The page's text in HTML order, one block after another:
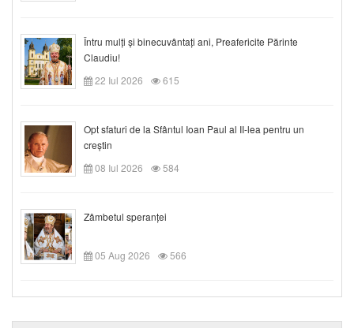
Întru mulți și binecuvântați ani, Preafericite Părinte
Claudiu!
22 Iul 2026
615
Opt sfaturi de la Sfântul Ioan Paul al II-lea pentru un
creștin
08 Iul 2026
584
Zâmbetul speranței
05 Aug 2026 566